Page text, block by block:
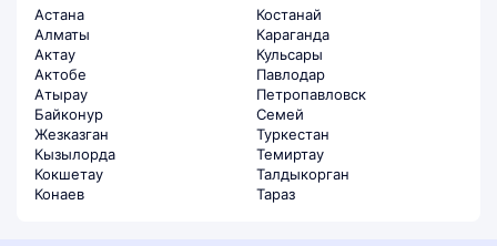
Астана
Алматы
Актау
Актобе
Атырау
Байконур
Жезказган
Кызылорда
Кокшетау
Конаев
Костанай
Караганда
Кульсары
Павлодар
Петропавловск
Семей
Туркестан
Темиртау
Талдыкорган
Тараз